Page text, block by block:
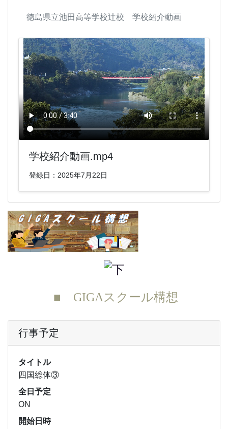
徳島県立池田高等学校辻校 学校紹介動画
学校紹介動画.mp4
登録日：2025年7月22日
■ GIGAスクール構想
行事予定
タイトル
四国総体③
全日予定
ON
開始日時